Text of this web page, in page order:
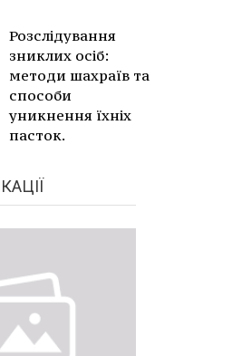
Розслідування
зниклих осіб:
методи шахраїв та
способи
уникнення їхніх
пасток.